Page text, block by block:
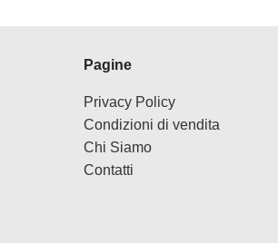
Pagine
Privacy Policy
Condizioni di vendita
Chi Siamo
Contatti